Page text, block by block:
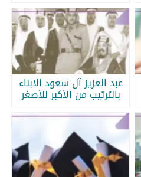
عبد العزيز آل سعود الابناء
بالترتيب من الأكبر للأصغر